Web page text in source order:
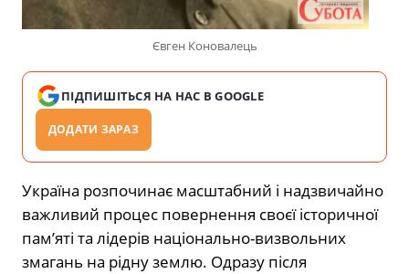
Євген Коновалець
ПІДПИШІТЬСЯ НА НАС В GOOGLE
ДОДАТИ ЗАРАЗ
Україна розпочинає масштабний і надзвичайно
важливий процес повернення своєї історичної
пам’яті та лідерів національно-визвольних
змагань на рідну землю. Одразу після